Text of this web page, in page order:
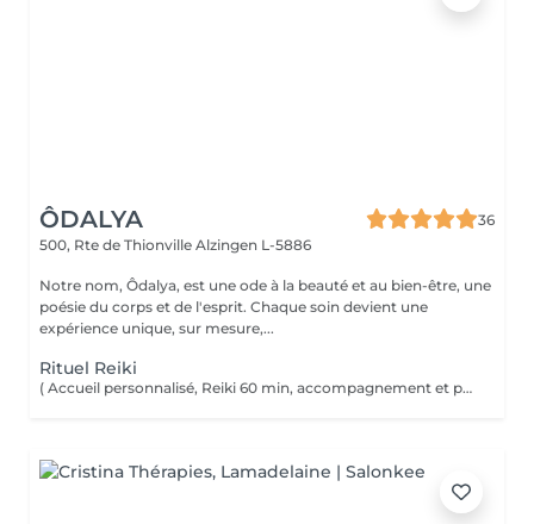
ÔDALYA
36
500, Rte de Thionville Alzingen L-5886
Notre nom, Ôdalya, est une ode à la beauté et au bien-être, une
poésie du corps et de l'esprit. Chaque soin devient une
expérience unique, sur mesure,...
Rituel Reiki
( Accueil personnalisé, Reiki 60 min, accompagnement et partage ) Soin énergétique d'origine japonaise qui permet de faire circuler et d'harmoniser l'énergie du corps. Le Reiki aide à apaiser le corps et l'esprit, favorise la relaxation, contribue à améliorer le sommeil, calme les tensions.